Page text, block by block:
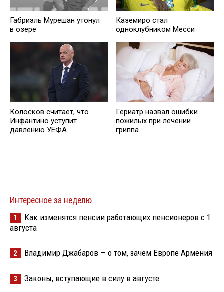
Габриэль Мурешан утонул
в озере
Каземиро стал
одноклубником Месси
Колосков считает, что
Инфантино уступит
давлению УЕФА
Гериатр назвал ошибки
пожилых при лечении
гриппа
Интересное за неделю
1
Как изменятся пенсии работающих пенсионеров с 1
августа
2 Владимир Джабаров — о том, зачем Европе Армения
3 Законы, вступающие в силу в августе